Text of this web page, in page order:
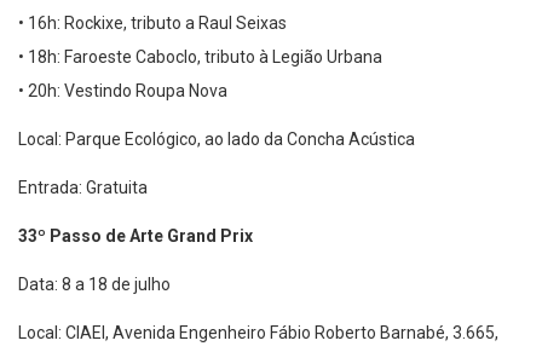
• 16h: Rockixe, tributo a Raul Seixas
• 18h: Faroeste Caboclo, tributo à Legião Urbana
• 20h: Vestindo Roupa Nova
Local: Parque Ecológico, ao lado da Concha Acústica
Entrada: Gratuita
33º Passo de Arte Grand Prix
Data: 8 a 18 de julho
Local: CIAEI, Avenida Engenheiro Fábio Roberto Barnabé, 3.665,